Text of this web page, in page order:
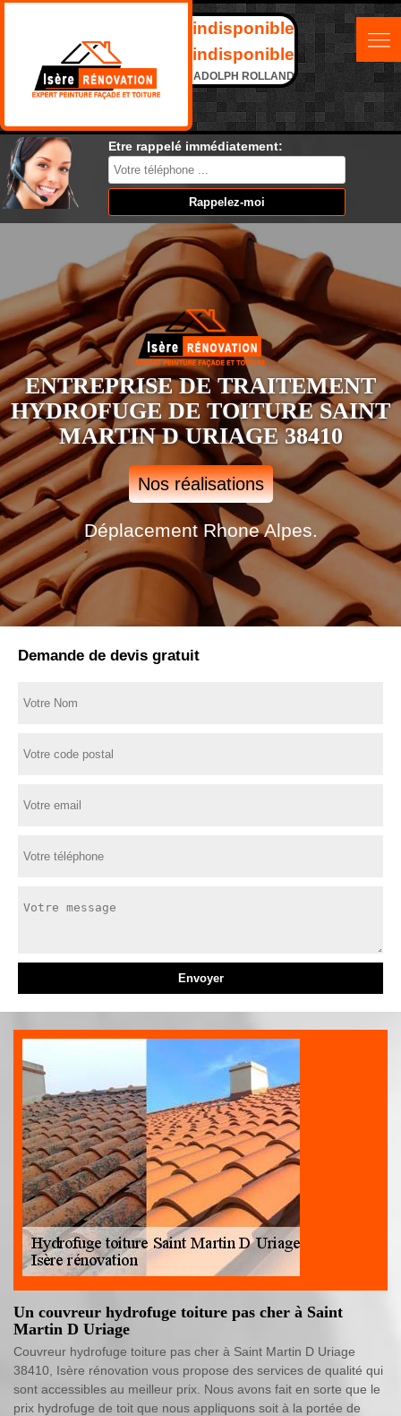
indisponible
indisponible
ADOLPH ROLLAND
Etre rappelé immédiatement:
ENTREPRISE DE TRAITEMENT
HYDROFUGE DE TOITURE SAINT
MARTIN D URIAGE 38410
Nos réalisations
Déplacement Rhone Alpes.
Demande de devis gratuit
Un couvreur hydrofuge toiture pas cher à Saint
Martin D Uriage
Couvreur hydrofuge toiture pas cher à Saint Martin D Uriage
38410, Isère rénovation vous propose des services de qualité qui
sont accessibles au meilleur prix. Nous avons fait en sorte que le
prix hydrofuge de toit que nous appliquons soit à la portée de